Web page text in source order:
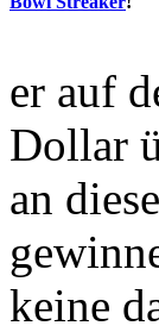
er auf
Dollar
an
keine